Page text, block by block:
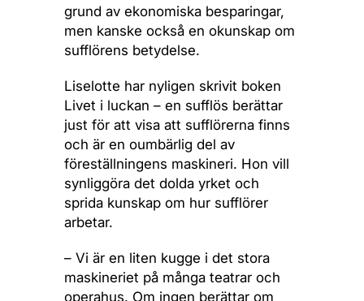
grund av ekonomiska besparingar,
men kanske också en okunskap om
sufflörens betydelse.
Liselotte har nyligen skrivit boken
Livet i luckan – en sufflös berättar
just för att visa att sufflörerna finns
och är en oumbärlig del av
föreställningens maskineri. Hon vill
synliggöra det dolda yrket och
sprida kunskap om hur sufflörer
arbetar.
– Vi är en liten kugge i det stora
maskineriet på många teatrar och
operahus. Om ingen berättar om